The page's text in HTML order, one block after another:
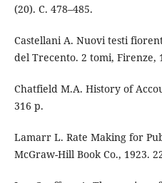
(20). С. 478–485.
Castellani A. Nuovi testi
del Trecento. 2 tomi, Firenze,
Chatfield M.A. History of
316 p.
Lamarr L. Rate Making for
McGraw-Hill Book Co., 1923.